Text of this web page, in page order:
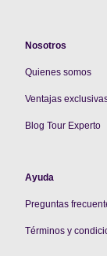
Nosotros
Quienes somos
Ventajas
Blog Tour Experto
Ayuda
Preguntas
Términos y